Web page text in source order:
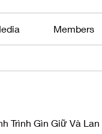
Members
Trình Gìn Giữ Và